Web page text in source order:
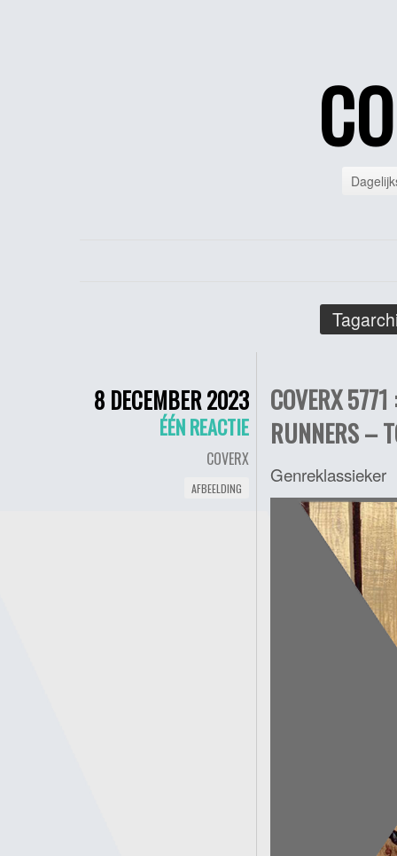
8 DECEMBER 2023
ÉÉN REACTIE
COVERX
AFBEELDING
COVERX
RUNNERS –
Genreklassieker